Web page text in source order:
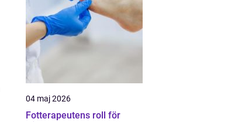
04 maj 2026
Fotterapeutens roll för